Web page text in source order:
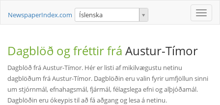
Toggle
NewspaperIndex.com Íslenska
Dagblöð og fréttir frá Austur-Tímor
Dagblöð frá Austur-Tímor. Hér er listi af mikilvægustu netinu
dagblöðum frá Austur-Tímor. Dagblöðin eru valin fyrir umfjöllun sinni
um stjórnmál, efnahagsmál, fjármál, félagslega efni og alþjóðamál.
Dagblöðin eru ókeypis til að fá aðgang og lesa á netinu.